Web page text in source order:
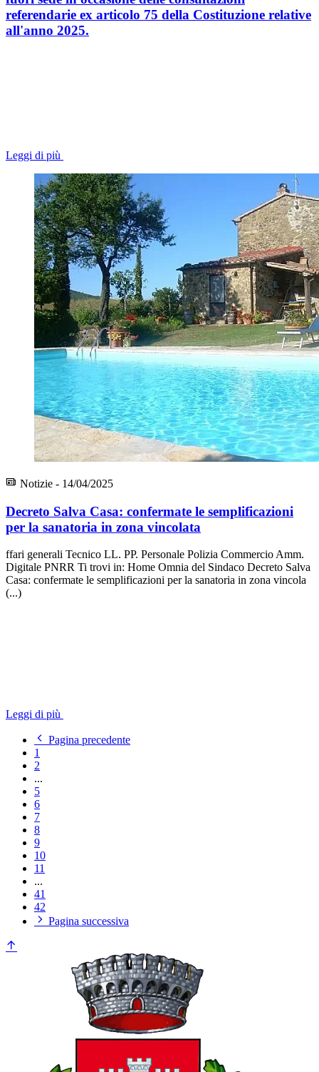
referendarie ex articolo 75 della Costituzione relative
all'anno 2025.
Leggi di più
Notizie - 14/04/2025
Decreto Salva Casa: confermate le semplificazioni
per la sanatoria in zona vincolata
ffari generali Tecnico LL. PP. Personale Polizia Commercio Amm.
Digitale PNRR Ti trovi in: Home Omnia del Sindaco Decreto Salva
Casa: confermate le semplificazioni per la sanatoria in zona vincola
(...)
Leggi di più
Pagina precedente
1
2
...
5
6
7
8
9
10
11
...
41
42
Pagina successiva